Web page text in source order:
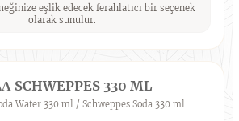
eşlik edecek ferahlatıcı bir seçenek
olarak sunulur.
SCHWEPPES 330 ML
Water 330 ml / Schweppes Soda 330 ml